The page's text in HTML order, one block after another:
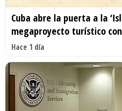
Cuba abre la puerta a la
megaproyecto turístico
Hace 1 día